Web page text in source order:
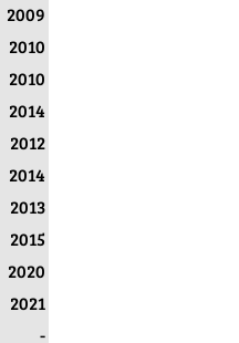
2009
2010
2010
2014
2012
2014
2013
2015
2020
2021
-